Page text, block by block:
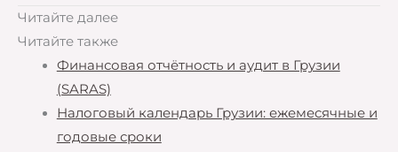
Читайте далее
Читайте также
Финансовая отчётность и аудит в Грузии
(SARAS)
Налоговый календарь Грузии: ежемесячные и
годовые сроки